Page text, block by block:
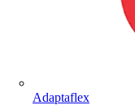
Adaptaflex